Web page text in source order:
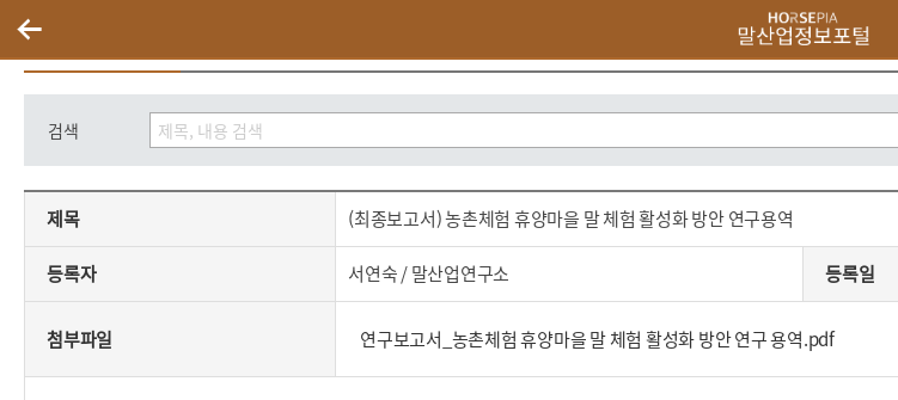
말산업자료실
검색
제목,등록자,등록일,첨부파일,내용으로 구성된 (최종보고서) 농촌체험 휴양마을 말 체험 활성화 방안 연구용역 게시글의 내용 보기
제목 (최종보고서) 농촌체험 휴양마을 말 체험 활성화 방안 연구용역
등록자 서연숙 / 말산업연구소 등록일
첨부파일 연구보고서_농촌체험 휴양마을 말 체험 활성화 방안 연구 용역.pdf